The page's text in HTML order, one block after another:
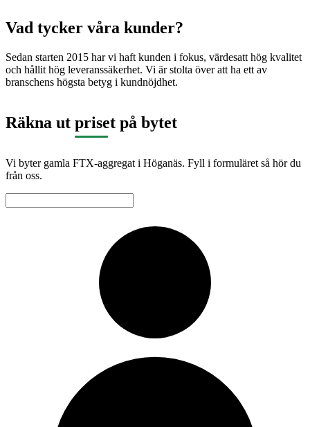
Vad tycker våra kunder?
Sedan starten 2015 har vi haft kunden i fokus, värdesatt hög kvalitet
och hållit hög leveranssäkerhet. Vi är stolta över att ha ett av
branschens högsta betyg i kundnöjdhet.
Räkna ut priset på bytet
Vi byter gamla FTX-aggregat i Höganäs. Fyll i formuläret så hör du
från oss.